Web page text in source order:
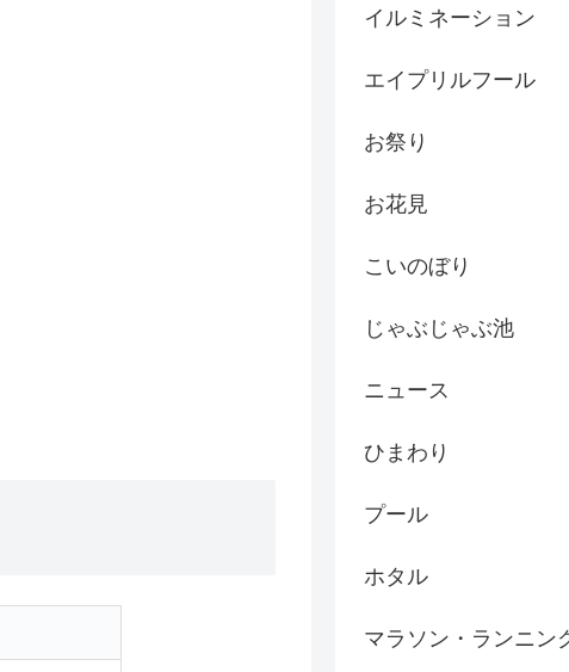
イルミネーション
エイプリルフール
お祭り
お花見
こいのぼり
じゃぶじゃぶ池
ニュース
ひまわり
プール
ホタル
マラソン・ランニン